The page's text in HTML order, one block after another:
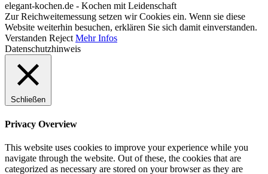
elegant-kochen.de - Kochen mit Leidenschaft
Zur Reichweitemessung setzen wir Cookies ein. Wenn sie diese
Website weiterhin besuchen, erklären Sie sich damit einverstanden.
Verstanden Reject Mehr Infos
Datenschutzhinweis
Schließen
Privacy Overview
This website uses cookies to improve your experience while you
navigate through the website. Out of these, the cookies that are
categorized as necessary are stored on your browser as they are